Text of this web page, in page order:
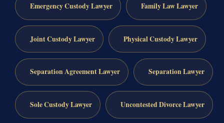
Emergency Custody Lawyer Family Law Lawyer
Joint Custody Lawyer Physical Custody Lawyer
Separation Agreement Lawyer Separation Lawyer
Sole Custody Lawyer Uncontested Divorce Lawyer